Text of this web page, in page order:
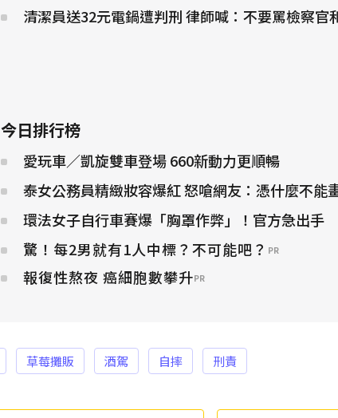
清潔員送32元電鍋遭判刑 律師喊：不要罵檢察官
今日排行榜
愛玩車／凱旋雙車登場 660新動力更順暢
泰女公務員精緻妝容爆紅 怒嗆網友：憑什麼不能
環法女子自行車賽爆「胸罩作弊」！官方急出手
驚！每2男就有1人中標？不可能吧？ PR
報復性熬夜 癌細胞數攀升PR
草莓攤販 酒駕 自摔 刑責